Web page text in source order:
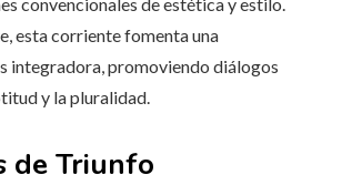
esta corriente fomenta una
integradora, promoviendo diálogos
y la pluralidad.
de Triunfo